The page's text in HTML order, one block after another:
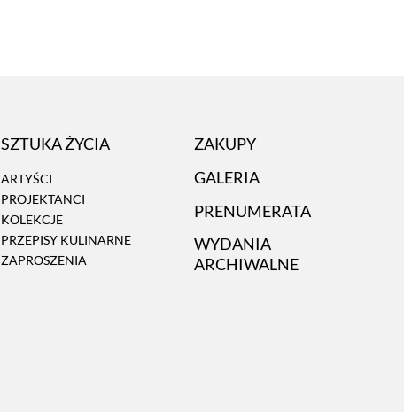
SZTUKA ŻYCIA
ARTYŚCI
PROJEKTANCI
KOLEKCJE
PRZEPISY KULINARNE
ZAPROSZENIA
ZAKUPY
GALERIA
PRENUMERATA
WYDANIA
ARCHIWALNE